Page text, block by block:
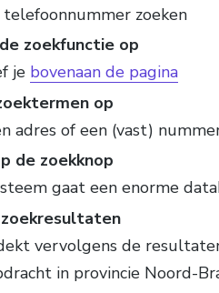
zoeken
zoekfunctie op
je bovenaan de pagina
op
adres of een (vast)
de zoekknop
gaat een enorme
vervolgens de
in provincie Noord-